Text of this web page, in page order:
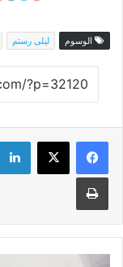
الوسوم ليلى رستم
فيسبوك‫X
طباعة